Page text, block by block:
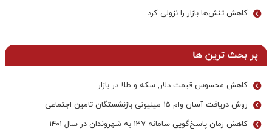
کاهش تنش‌ها بازار را نزولی کرد
پر بحث ترین ها
کاهش محسوس قیمت دلار, سکه و طلا در بازار
روش دریافت آسان وام ۱۵ میلیونی بازنشستگان تامین اجتماعی
کاهش زمان پاسخ‌گویی سامانه 137 به شهروندان در سال ۱۴۰۱